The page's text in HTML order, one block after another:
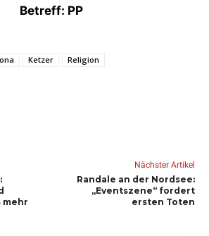
Betreff: PP
Ketzer Religion
mehr
Nächster Artikel
Randale an der Nordsee:
„Eventszene“ fordert
ersten Toten